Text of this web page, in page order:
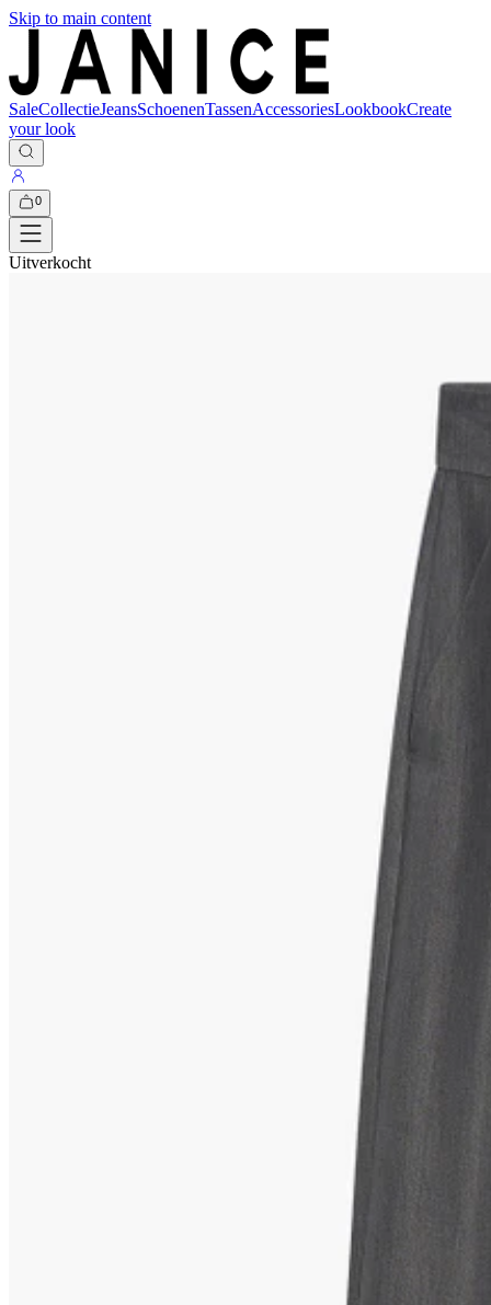
Skip to main content
SaleCollectieJeansSchoenenTassenAccessoriesLookbookCreate
your look
0
Uitverkocht